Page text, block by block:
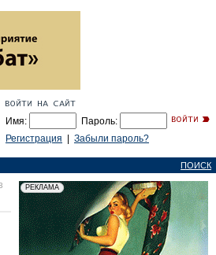
Имя:
Пароль:
Регистрация
Забыли пароль?
ПОИСК